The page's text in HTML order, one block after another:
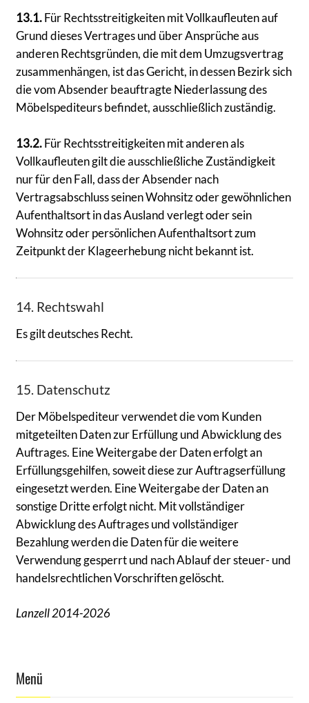
13.1.Für Rechtsstreitigkeiten mit Vollkaufleuten auf
Grund dieses Vertrages und über Ansprüche aus
anderen Rechtsgründen, die mit dem Umzugsvertrag
zusammenhängen, ist das Gericht, in dessen Bezirk sich
die vom Absender beauftragte Niederlassung des
Möbelspediteurs befindet, ausschließlich zuständig.
13.2.Für Rechtsstreitigkeiten mit anderen als
Vollkaufleuten gilt die ausschließliche Zuständigkeit
nur für den Fall, dass der Absender nach
Vertragsabschluss seinen Wohnsitz oder gewöhnlichen
Aufenthaltsort in das Ausland verlegt oder sein
Wohnsitz oder persönlichen Aufenthaltsort zum
Zeitpunkt der Klageerhebung nicht bekannt ist.
14. Rechtswahl
Es gilt deutsches Recht.
15. Datenschutz
Der Möbelspediteur verwendet die vom Kunden
mitgeteilten Daten zur Erfüllung und Abwicklung des
Auftrages. Eine Weitergabe der Daten erfolgt an
Erfüllungsgehilfen, soweit diese zur Auftragserfüllung
eingesetzt werden. Eine Weitergabe der Daten an
sonstige Dritte erfolgt nicht. Mit vollständiger
Abwicklung des Auftrages und vollständiger
Bezahlung werden die Daten für die weitere
Verwendung gesperrt und nach Ablauf der steuer- und
handelsrechtlichen Vorschriften gelöscht.
Lanzell 2014-2026
Menü